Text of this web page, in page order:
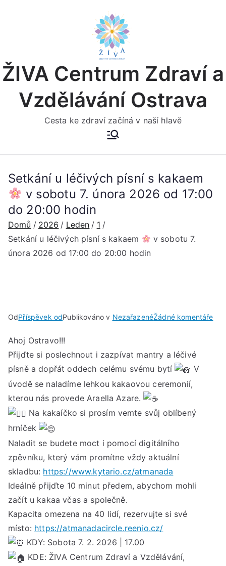
ŽIVA Centrum Zdraví a
Vzdělávání Ostrava
Cesta ke zdraví začíná v naší hlavě
Setkání u léčivých písní s kakaem
v sobotu 7. února 2026 od 17:00
do 20:00 hodin
Domů 2026 Leden
1
Setkání u léčivých písní s kakaem
v sobotu 7.
února 2026 od 17:00 do 20:00 hodin
OdPříspěvek odPublikováno v NezařazenéŽádné komentářeu
Ahoj Ostravo!!!
Přijďte si poslechnout i zazpívat mantry a léčivé
písně a dopřát oddech celému svému bytí
V
úvodě se naladíme lehkou kakaovou ceremonií,
kterou nás provede Araella Azare.
Na kakaíčko si prosím vemte svůj oblíbený
hrníček
Naladit se budete moct i pomocí digitálního
zpěvníku, který vám promítne vždy aktuální
skladbu: https://www.kytario.cz/atmanada
Ideálně přijďte 10 minut předem, abychom mohli
začít u kakaa včas a společně.
Kapacita omezena na 40 lidí, rezervujte si své
místo: https://atmanadacircle.reenio.cz/
KDY: Sobota 7. 2. 2026 | 17.00
KDE: ŽIVA Centrum Zdraví a Vzdělávání,